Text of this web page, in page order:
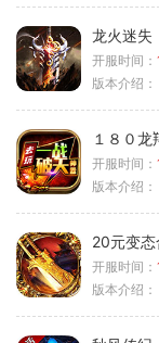
龙火迷失
开服时间：
版本介绍：
１８０龙
开服时间：
版本介绍：
20元变态
开服时间：
版本介绍：